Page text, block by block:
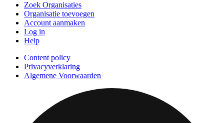
Zoek Organisaties
Organisatie toevoegen
Account aanmaken
Log in
Help
Content policy
Privacyverklaring
Algemene Voorwaarden